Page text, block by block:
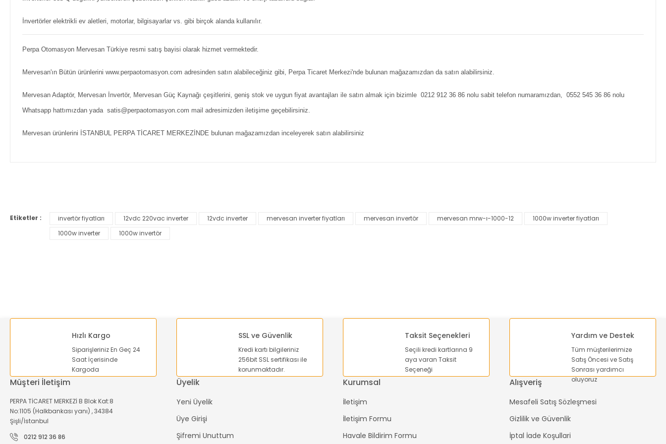
İnvertörler elektrikli ev aletleri, motorlar, bilgisayarlar vs. gibi birçok alanda kullanılır.
Perpa Otomasyon Mervesan Türkiye resmi satış bayisi olarak hizmet vermektedir.
Mervesan'ın Bütün ürünlerini www.perpaotomasyon.com adresinden satın alabileceğiniz gibi, Perpa Ticaret Merkezi'nde bulunan mağazamızdan da satın alabilirsiniz.
Mervesan Adaptör, Mervesan İnvertör, Mervesan Güç Kaynağı çeşitlerini, geniş stok ve uygun fiyat avantajları ile satın almak için bizimle 0212 912 36 86 nolu sabit telefon numaramızdan, 0552 545 36 86 nolu
Whatsapp hattımızdan yada satis@perpaotomasyon.com mail adresimizden iletişime geçebilirsiniz.
Mervesan ürünlerini İSTANBUL PERPA TİCARET MERKEZİNDE bulunan mağazamızdan inceleyerek satın alabilirsiniz
Ürün resmi kalitesiz, bozuk veya görüntülenemiyor.
Ürün açıklamasında eksik bilgiler bulunuyor.
Etiketler : invertör fiyatları 12vdc 220vac inverter 12vdc inverter mervesan inverter fiyatları mervesan invertör mervesan mrw-ı-1000-12
1000w inverter fiyatları
1000w inverter
1000w invertör
Hızlı Kargo
Siparişleriniz En Geç 24
Saat İçerisinde
Kargoda
SSL ve Güvenlik
Kredi kartı bilgileriniz
256bit SSL sertifikası ile
korunmaktadır.
Taksit Seçenekleri
Seçili kredi kartlarına 9
aya varan Taksit
Seçeneği
Yardım ve Destek
Tüm müşterilerimize
Satış Öncesi ve Satış
Sonrası yardımcı
oluyoruz
Müşteri İletişim
PERPA TİCARET MERKEZİ B Blok Kat:8
No:1105 (Halkbankası yanı) , 34384
Şişli/İstanbul
0212 912 36 86
Üyelik
Yeni Üyelik
Üye Girişi
Şifremi Unuttum
Kurumsal
İletişim
İletişim Formu
Havale Bildirim Formu
Alışveriş
Mesafeli Satış Sözleşmesi
Gizlilik ve Güvenlik
İptal İade Koşullari